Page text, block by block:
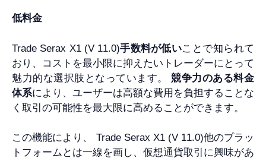
低料金
Trade Serax X1 (V 11.0)手数料が低いことで知られて
おり、コストを最小限に抑えたいトレーダーにとって
魅力的な選択肢となっています。 競争力のある料金
体系により、ユーザーは高額な費用を負担することな
く取引の可能性を最大限に高めることができます。
この機能により、 Trade Serax X1 (V 11.0)他のプラッ
トフォームとは一線を画し、仮想通貨取引に興味があ